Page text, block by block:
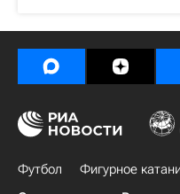
Футбол Фигурное